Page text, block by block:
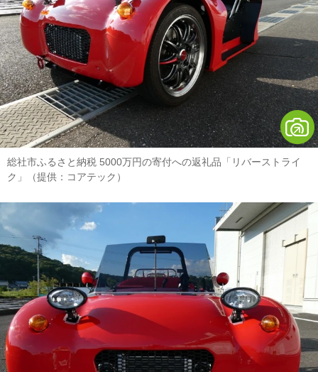
総社市ふるさと納税 5000万円の寄付への返礼品「リバーストライ
ク」（提供：コアテック）